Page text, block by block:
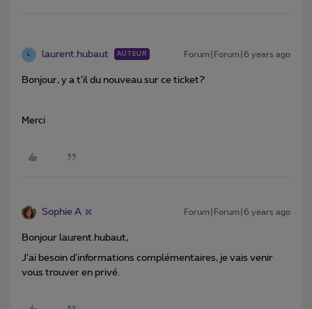
L laurent.hubaut AUTEUR Forum|Forum|6 years ago
Bonjour, y a t’il du nouveau sur ce ticket?
Merci
Sophie A Forum|Forum|6 years ago
Bonjour laurent.hubaut,
J’ai besoin d'informations complémentaires, je vais venir
vous trouver en privé.